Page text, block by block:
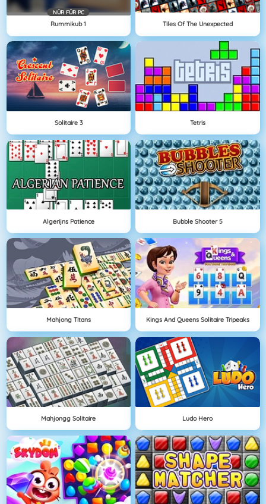
NÜR FÜR PC
Rummikub 1 Tiles Of The Unexpected
Solitaire 3 Tetris
Algerijns Patience Bubble Shooter 5
Mahjong Titans Kings And Queens Solitaire Tripeaks
Mahjongg Solitaire Ludo Hero